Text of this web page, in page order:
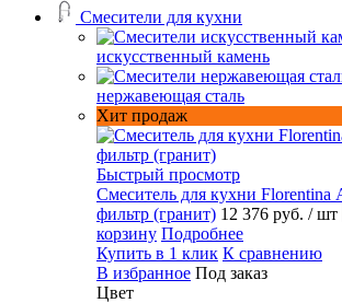
Смесители для кухни
искусственный камень
нержавеющая сталь
Хит продаж
Быстрый просмотр
Смеситель для кухни Florentina
фильтр (гранит) 12 376 руб. / шт
корзину Подробнее
Купить в 1 клик К сравнению
В избранное Под заказ
Цвет